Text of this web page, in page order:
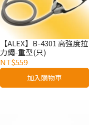
【ALEX】B-4301 高強度拉
力繩-重型(只)
NT$559
加入購物車